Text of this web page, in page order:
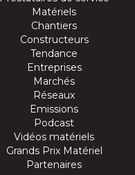
Matériels
Chantiers
Constructeurs
Tendance
Entreprises
Marchés
Réseaux
Emissions
Podcast
Vidéos matériels
Grands Prix Matériel
Partenaires